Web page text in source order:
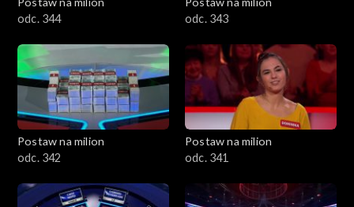
odc. 344
odc. 343
Postaw na milion
odc. 342
Postaw na milion
odc. 341